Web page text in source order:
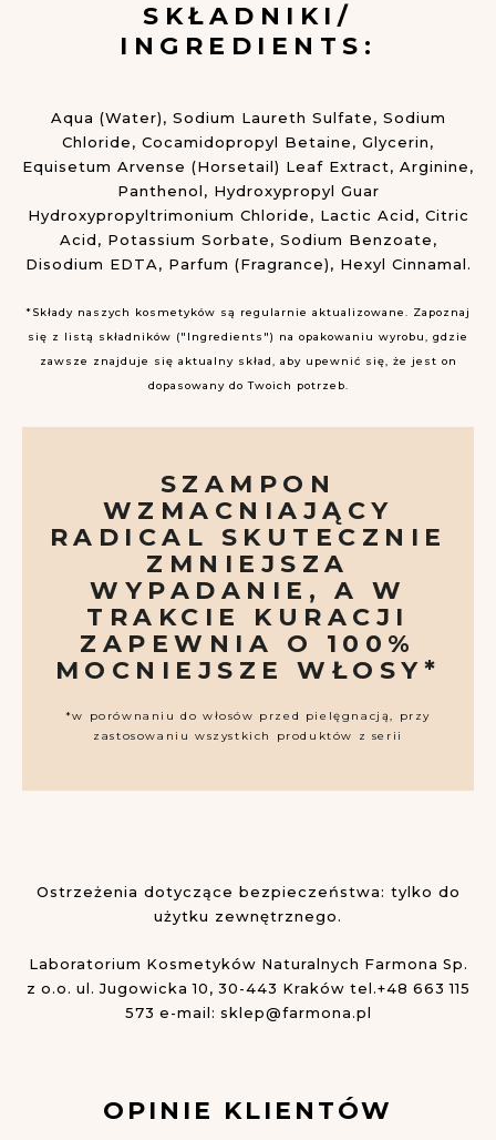
SKŁADNIKI/
INGREDIENTS:
Aqua (Water), Sodium Laureth Sulfate, Sodium
Chloride, Cocamidopropyl Betaine, Glycerin,
Equisetum Arvense (Horsetail) Leaf Extract, Arginine,
Panthenol, Hydroxypropyl Guar
Hydroxypropyltrimonium Chloride, Lactic Acid, Citric
Acid, Potassium Sorbate, Sodium Benzoate,
Disodium EDTA, Parfum (Fragrance), Hexyl Cinnamal.
*Składy naszych kosmetyków są regularnie aktualizowane. Zapoznaj
się z listą składników ("Ingredients") na opakowaniu wyrobu, gdzie
zawsze znajduje się aktualny skład, aby upewnić się, że jest on
dopasowany do Twoich potrzeb.
SZAMPON
WZMACNIAJĄCY
RADICAL SKUTECZNIE
ZMNIEJSZA
WYPADANIE, A W
TRAKCIE KURACJI
ZAPEWNIA O 100%
MOCNIEJSZE WŁOSY*
*w porównaniu do włosów przed pielęgnacją, przy
zastosowaniu wszystkich produktów z serii
Ostrzeżenia dotyczące bezpieczeństwa: tylko do
użytku zewnętrznego.
Laboratorium Kosmetyków Naturalnych Farmona Sp.
z o.o. ul. Jugowicka 10, 30-443 Kraków tel.+48 663 115
573 e-mail: sklep@farmona.pl
OPINIE KLIENTÓW